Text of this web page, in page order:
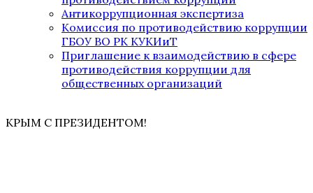
Антикоррупционная экспертиза
Комиссия по противодействию коррупции
ГБОУ ВО РК КУКИиТ
Приглашение к взаимодействию в сфере
противодействия коррупции для
общественных организаций
КРЫМ С ПРЕЗИДЕНТОМ!